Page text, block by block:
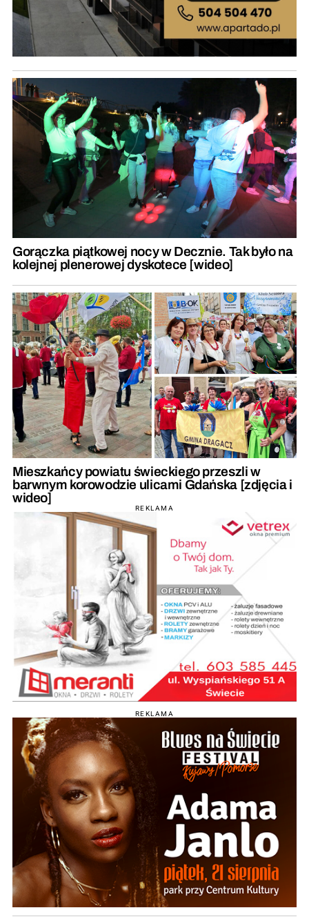
Gorączka piątkowej nocy w Decznie. Tak było na
kolejnej plenerowej dyskotece [wideo]
Mieszkańcy powiatu świeckiego przeszli w
barwnym korowodzie ulicami Gdańska [zdjęcia i
wideo]
REKLAMA
REKLAMA